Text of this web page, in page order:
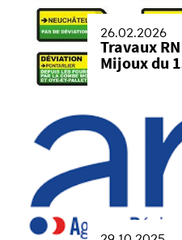
26.02.2026
Travaux
Mijoux du